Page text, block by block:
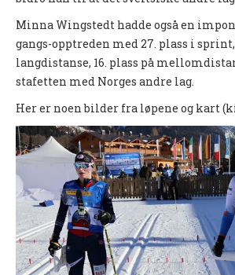
Jubileumskalender
Kynningsrud og Aktivum stipend
INTERN KOMMUNIKASJON
LOVER OG REGLER
Startkontingent
Politiattest
HSKs lov
Retningslinjer mot seksuell trakassering
Minna Wingstedt hadde også en
gangs-opptreden med 27. plass i sprint,
langdistanse, 16. plass på
stafetten med Norges andre lag.
Her er noen bilder fra løpene og kart